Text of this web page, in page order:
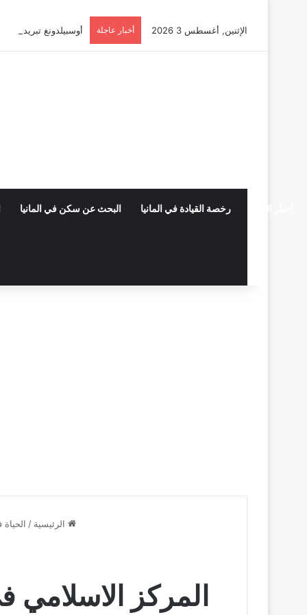
الإثنين, أغسطس 3 2026 أخبار عاجلة أوسبيلدونغ تبريد مراكز البيانات
رخصة القيادة في المانيا البحث عن سكن في المانيا
الرئيسية / الحياة
المركز الاسلامي